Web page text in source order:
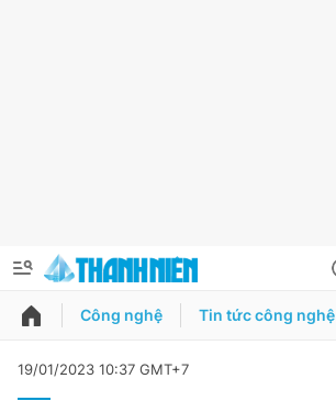
QUẢNG CÁO ĐẶT BÁO
Công nghệ Tin tức công nghệ
19/01/2023 10:37 GMT+7